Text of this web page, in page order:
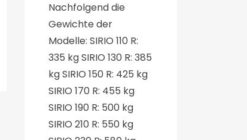
Nachfolgend die
Gewichte der
Modelle: SIRIO 110 R:
335 kg SIRIO 130 R: 385
kg SIRIO 150 R: 425 kg
SIRIO 170 R: 455 kg
SIRIO 190 R: 500 kg
SIRIO 210 R: 550 kg